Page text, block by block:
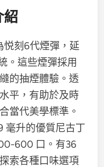
紹
悦刻6代煙彈，延
。這些煙彈採用
的抽煙體驗。透
平，有助於及時
當代美學標準。
毫升的優質尼古丁
600 口。有36
索各種口味選項